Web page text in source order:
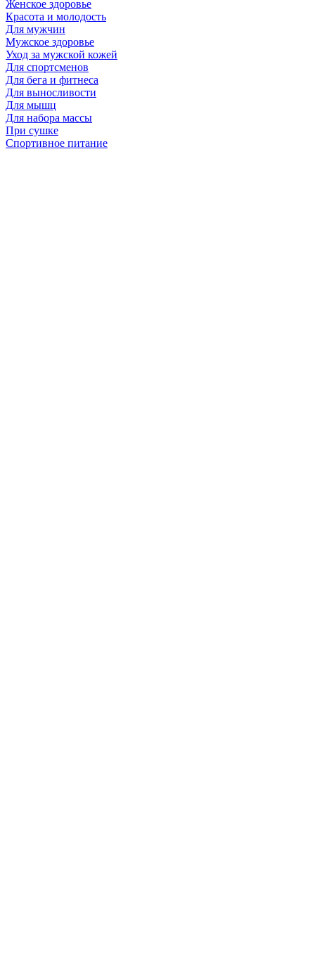
Женское здоровье
Красота и молодость
Для мужчин
Мужское здоровье
Уход за мужской кожей
Для спортсменов
Для бега и фитнеса
Для выносливости
Для мышц
Для набора массы
При сушке
Спортивное питание